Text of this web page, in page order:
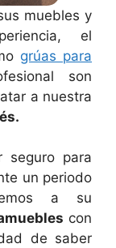
muebles y
el
grúas para
son
a nuestra
seguro para
un periodo
a su
con
de saber